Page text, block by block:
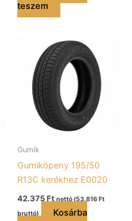
teszem
Gumik
Gumiköpeny 195/50
R13C kerékhez E0020
42.375Ft nettó (53.816Ft
bruttó)
Kosárba